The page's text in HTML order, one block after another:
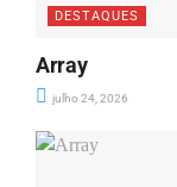
DESTAQUES
Array
julho 24, 2026